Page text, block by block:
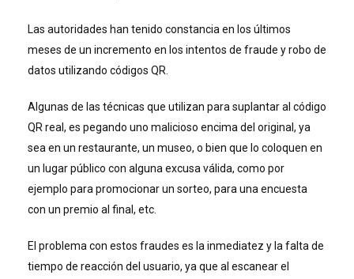
Las autoridades han tenido constancia en los últimos
meses de un incremento en los intentos de fraude y robo de
datos utilizando códigos QR.
Algunas de las técnicas que utilizan para suplantar al código
QR real, es pegando uno malicioso encima del original, ya
sea en un restaurante, un museo, o bien que lo coloquen en
un lugar público con alguna excusa válida, como por
ejemplo para promocionar un sorteo, para una encuesta
con un premio al final, etc.
El problema con estos fraudes es la inmediatez y la falta de
tiempo de reacción del usuario, ya que al escanear el